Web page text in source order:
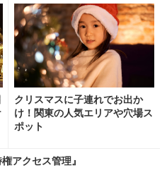
クリスマスに子連れでお出か
け！関東の人気エリアや穴場ス
ポット
アクセス管理』